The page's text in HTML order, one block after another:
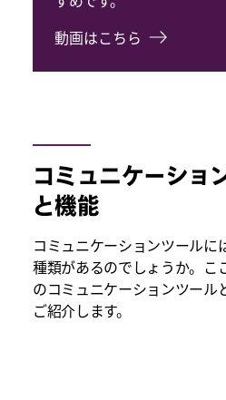
動画はこちら
コミュニケーショ
と機能
コミュニケーションツールに
種類があるのでしょうか。こ
のコミュニケーションツール
ご紹介します。